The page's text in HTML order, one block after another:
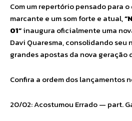
Com um repertório pensado para
marcante e um som forte e atual,
01”inaugura oficialmente uma
Davi Quaresma, consolidando seu
grandes apostas da nova geração
Confira a ordem dos lançamentos
20/02: Acostumou Errado — part.